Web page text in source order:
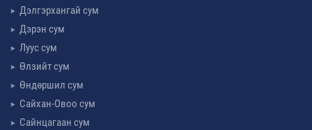
Дэлгэрхангай сум
Дэрэн сум
Луус сум
Өлзийт сум
Өндөршил сум
Сайхан-Овоо сум
Сайнцагаан сум